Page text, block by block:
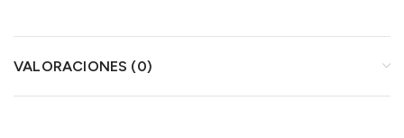
VALORACIONES (0)